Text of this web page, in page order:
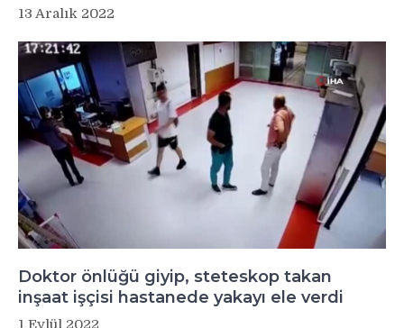
13 Aralık 2022
Doktor önlüğü giyip, steteskop takan
inşaat işçisi hastanede yakayı ele verdi
1 Eylül 2022